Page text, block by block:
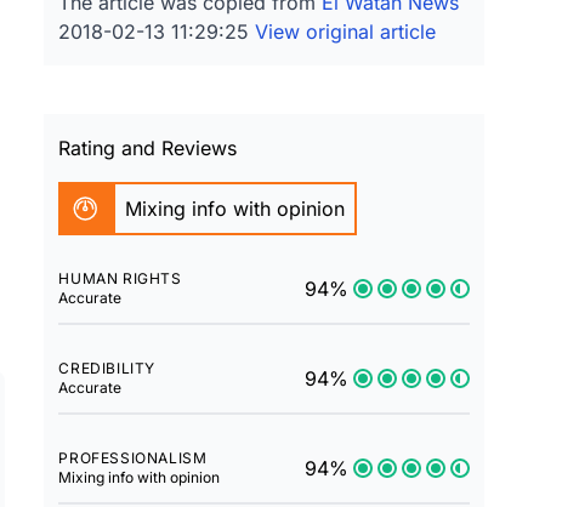
2018-02-13 11:29:25View original article
Rating and Reviews
Mixing info with opinion
HUMAN RIGHTS
Accurate
94%
CREDIBILITY
Accurate
94%
PROFESSIONALISM
Mixing info with opinion
94%